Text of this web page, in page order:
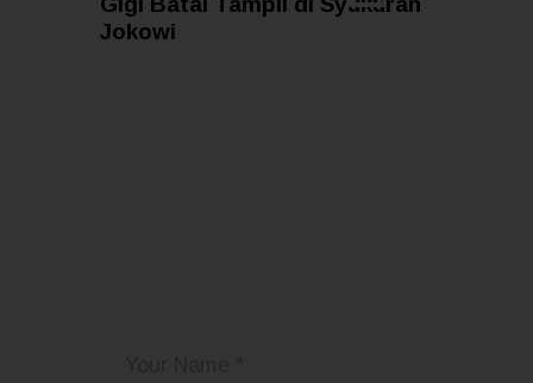
Jokowi